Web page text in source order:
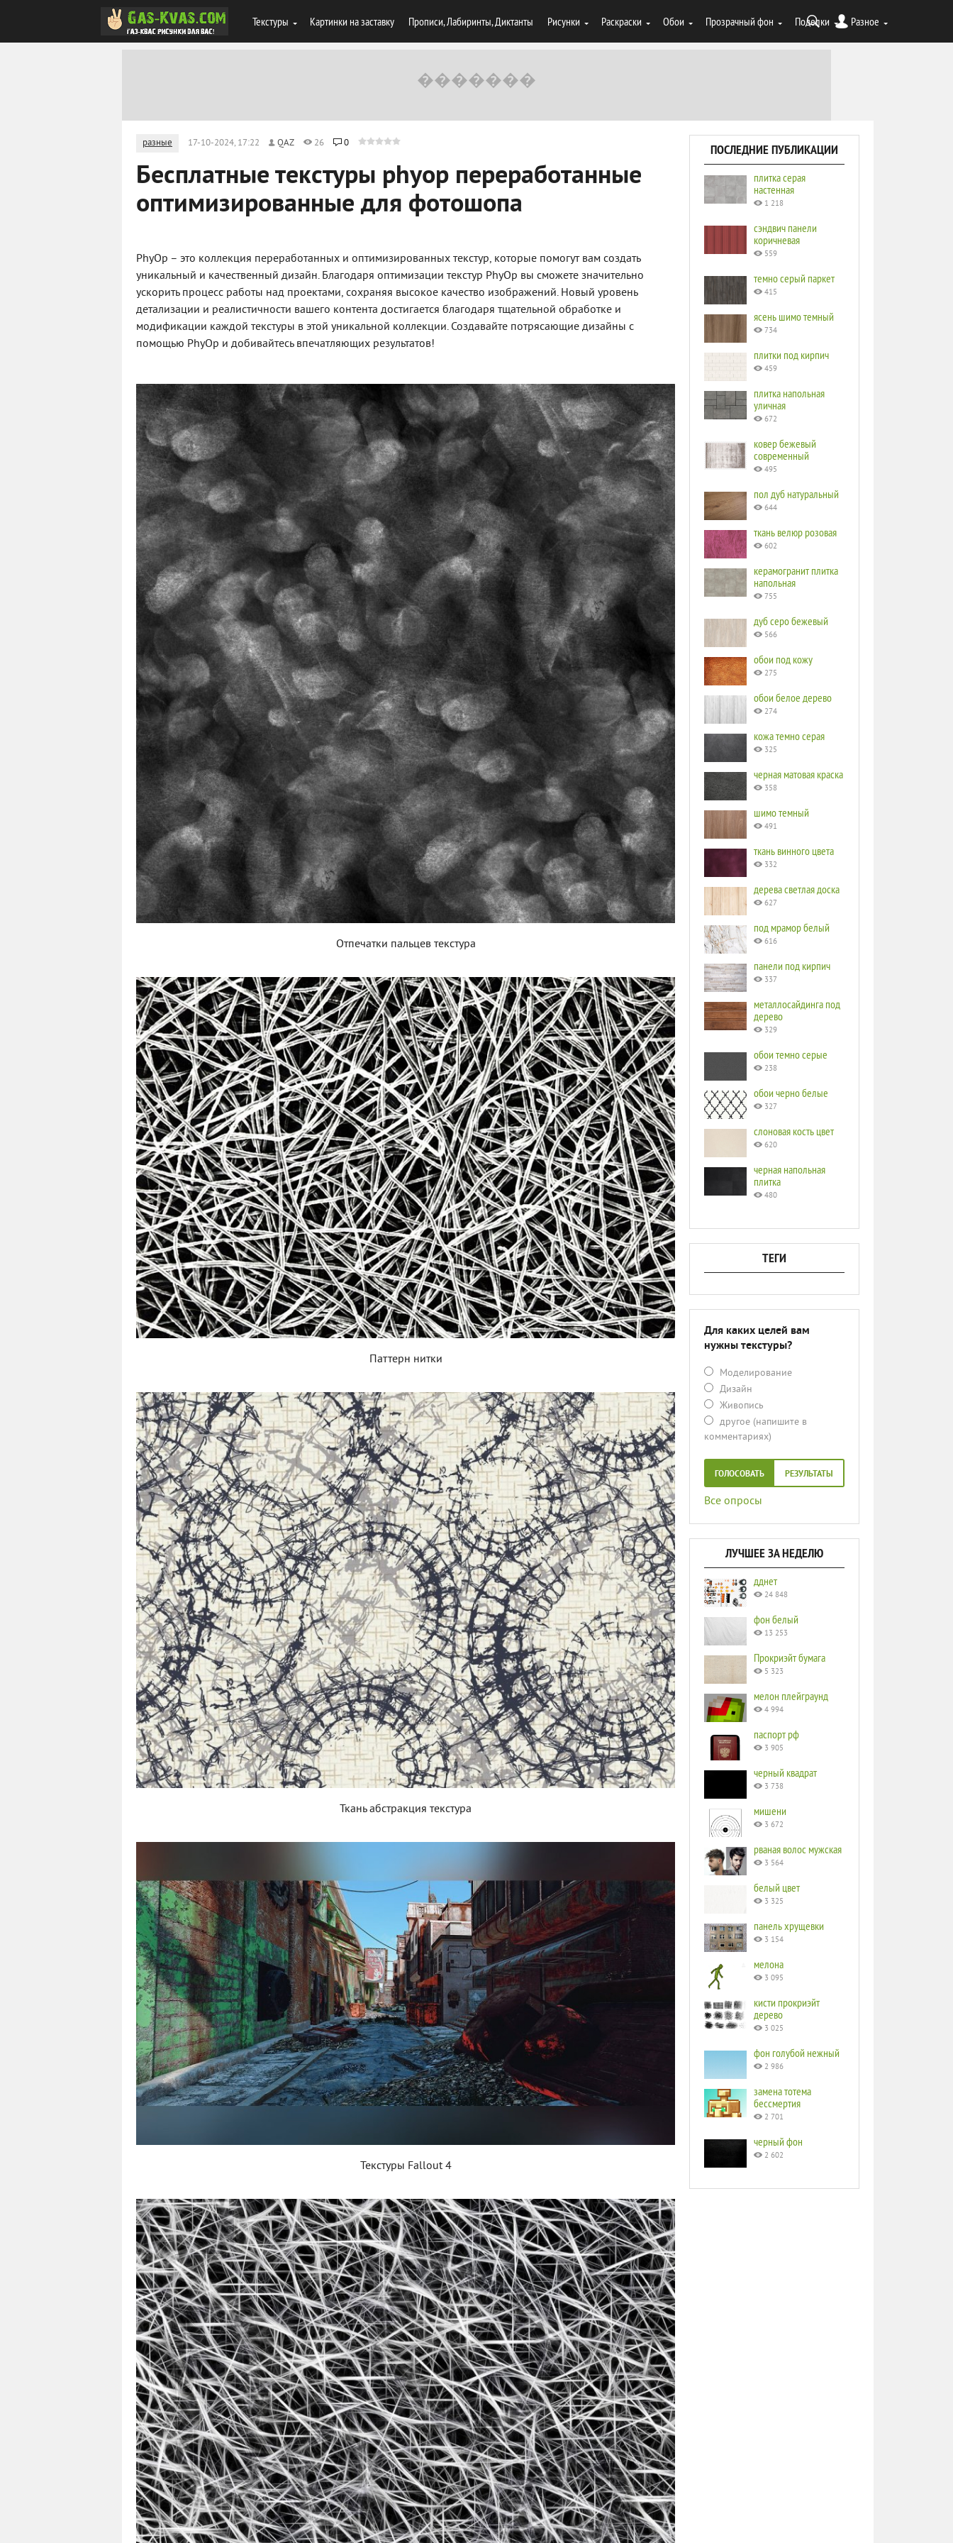
Текстуры Картинки на заставку Прописи, Лабиринты, Диктанты Рисунки Раскраски Обои Прозрачный фон Поделки Разное
разные 17-10-2024, 17:22 QAZ 26 0
Бесплатные текстуры phyop переработанные
оптимизированные для фотошопа
PhyOp – это коллекция переработанных и оптимизированных текстур, которые помогут вам создать
уникальный и качественный дизайн. Благодаря оптимизации текстур PhyOp вы сможете значительно
ускорить процесс работы над проектами, сохраняя высокое качество изображений. Новый уровень
детализации и реалистичности вашего контента достигается благодаря тщательной обработке и
модификации каждой текстуры в этой уникальной коллекции. Создавайте потрясающие дизайны с
помощью PhyOp и добивайтесь впечатляющих результатов!
Отпечатки пальцев текстура
Паттерн нитки
Ткань абстракция текстура
Текстуры Fallout 4
ПОСЛЕДНИЕ ПУБЛИКАЦИИ
плитка серая
настенная
1 218
сэндвич панели
коричневая
559
темно серый паркет
415
ясень шимо темный
734
плитки под кирпич
459
плитка напольная
уличная
672
ковер бежевый
современный
495
пол дуб натуральный
644
ткань велюр розовая
602
керамогранит плитка
напольная
755
дуб серо бежевый
566
обои под кожу
275
обои белое дерево
274
кожа темно серая
325
черная матовая краска
358
шимо темный
491
ткань винного цвета
332
дерева светлая доска
627
под мрамор белый
616
панели под кирпич
337
металлосайдинга под
дерево
329
обои темно серые
238
обои черно белые
327
слоновая кость цвет
620
черная напольная
плитка
480
ТЕГИ
Для каких целей вам
нужны текстуры?
Моделирование
Дизайн
Живопись
другое (напишите в
комментариях)
ГОЛОСОВАТЬ РЕЗУЛЬТАТЫ
Все опросы
ЛУЧШЕЕ ЗА НЕДЕЛЮ
дднет
24 848
фон белый
13 253
Прокриэйт бумага
5 323
мелон плейграунд
4 994
паспорт рф
3 905
черный квадрат
3 738
мишени
3 672
рваная волос мужская
3 564
белый цвет
3 325
панель хрущевки
3 154
мелона
3 095
кисти прокриэйт
дерево
3 025
фон голубой нежный
2 986
замена тотема
бессмертия
2 701
черный фон
2 602